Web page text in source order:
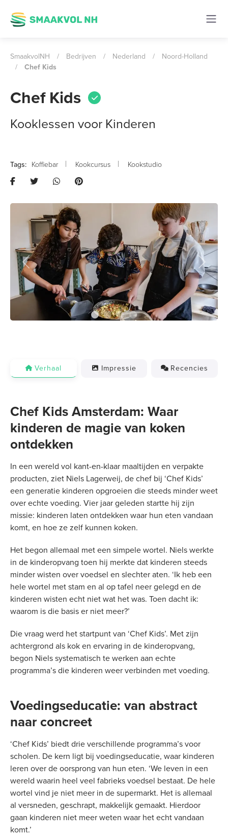
SmaakvolNH / Bedrijven / Nederland /
Noord-Holland
/
Chef Kids
Chef Kids
Kooklessen voor Kinderen
Koffiebar Kookcursus Kookstudio
Previous Next
Verhaal Impressie Recencies
Chef Kids Amsterdam: Waar
kinderen de magie van koken
ontdekken
In een wereld vol kant-en-klaar maaltijden en verpakte
producten, ziet Niels Lagerweij, de chef bij ‘Chef Kids’
een generatie kinderen opgroeien die steeds minder weet
over echte voeding. Vier jaar geleden startte hij zijn
missie: kinderen laten ontdekken waar hun eten vandaan
komt, en hoe ze zelf kunnen koken.
Het begon allemaal met een simpele wortel. Niels werkte
in de kinderopvang toen hij merkte dat kinderen steeds
minder wisten over voedsel en slechter aten. ‘Ik heb een
hele wortel met stam en al op tafel neer gelegd en de
kinderen wisten echt niet wat het was. Toen dacht ik:
waarom is die basis er niet meer?’
Die vraag werd het startpunt van ‘Chef Kids’. Met zijn
achtergrond als kok en ervaring in de kinderopvang,
begon Niels systematisch te werken aan echte
programma’s die kinderen weer verbinden met voeding.
Voedingseducatie: van abstract
naar concreet
‘Chef Kids’ biedt drie verschillende programma’s voor
scholen. De kern ligt bij voedingseducatie, waar kinderen
leren over de oorsprong van hun eten. ‘We leven in een
wereld waarin heel veel fabrieks voedsel bestaat. De hele
wortel vind je niet meer in de supermarkt. Het is allemaal
al versneden, geschrapt, makkelijk gemaakt. Hierdoor
gaan kinderen niet meer weten waar het echt vandaan
komt.’